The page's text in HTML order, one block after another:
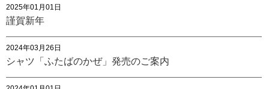
2025年01月01日
謹賀新年
2024年03月26日
シャツ「ふたばのかぜ」発売のご案内